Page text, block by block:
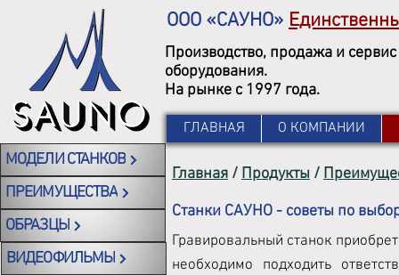
ООО «САУНО»
Производство, продажа и
оборудования.
На рынке с 1997 года.
ГЛАВНАЯ О КОМПАНИИ
Главная / Продукты /
Станки САУНО - советы по
Гравировальный станок
необходимо подходить
МОДЕЛИ СТАНКОВ
ПРЕИМУЩЕСТВА
ОБРАЗЦЫ
ВИДЕОФИЛЬМЫ